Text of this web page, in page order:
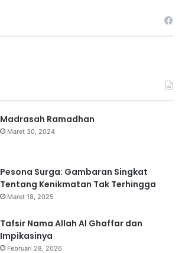
Madrasah Ramadhan
Maret 30, 2024
Pesona Surga: Gambaran Singkat
Tentang Kenikmatan Tak Terhingga
Maret 18, 2025
Tafsir Nama Allah Al Ghaffar dan
Impikasinya
Februari 28, 2026